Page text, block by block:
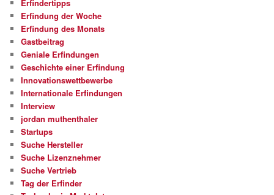
Erfindertipps
Erfindung der Woche
Erfindung des Monats
Gastbeitrag
Geniale Erfindungen
Geschichte einer Erfindung
Innovationswettbewerbe
Internationale Erfindungen
Interview
jordan muthenthaler
Startups
Suche Hersteller
Suche Lizenznehmer
Suche Vertrieb
Tag der Erfinder